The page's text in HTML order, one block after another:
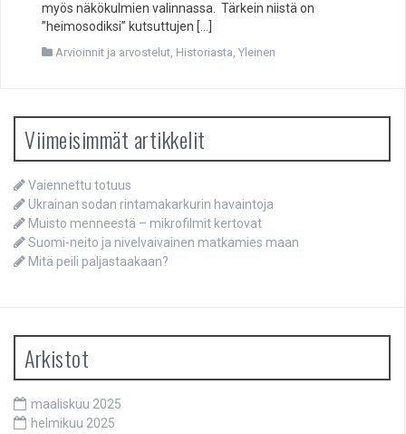
myös näkökulmien valinnassa. Tärkein niistä on
”heimosodiksi” kutsuttujen […]
Arvioinnit ja arvostelut, Historiasta, Yleinen
Viimeisimmät artikkelit
Vaiennettu totuus
Ukrainan sodan rintamakarkurin havaintoja
Muisto menneestä – mikrofilmit kertovat
Suomi-neito ja nivelvaivainen matkamies maan
Mitä peili paljastaakaan?
Arkistot
maaliskuu 2025
helmikuu 2025